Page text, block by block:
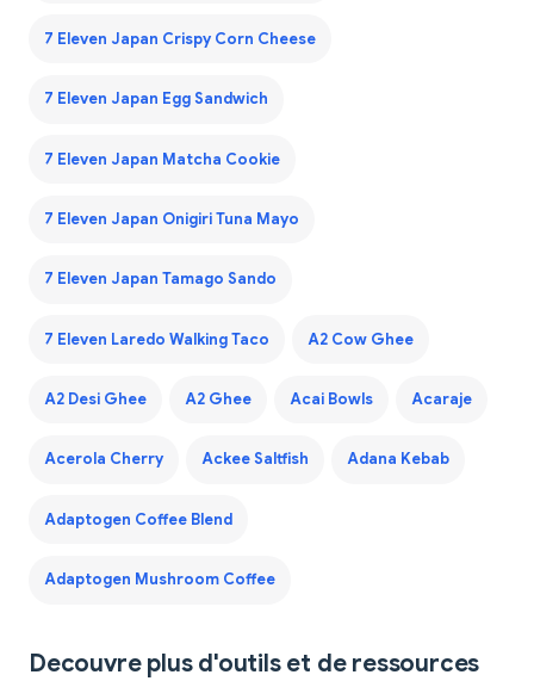
7 Eleven Japan Crispy Corn Cheese
7 Eleven Japan Egg Sandwich
7 Eleven Japan Matcha Cookie
7 Eleven Japan Onigiri Tuna Mayo
7 Eleven Japan Tamago Sando
7 Eleven Laredo Walking Taco A2 Cow Ghee
A2 Desi Ghee A2 Ghee Acai Bowls Acaraje
Acerola Cherry Ackee Saltfish Adana Kebab
Adaptogen Coffee Blend
Adaptogen Mushroom Coffee
Decouvre plus d'outils et de ressources